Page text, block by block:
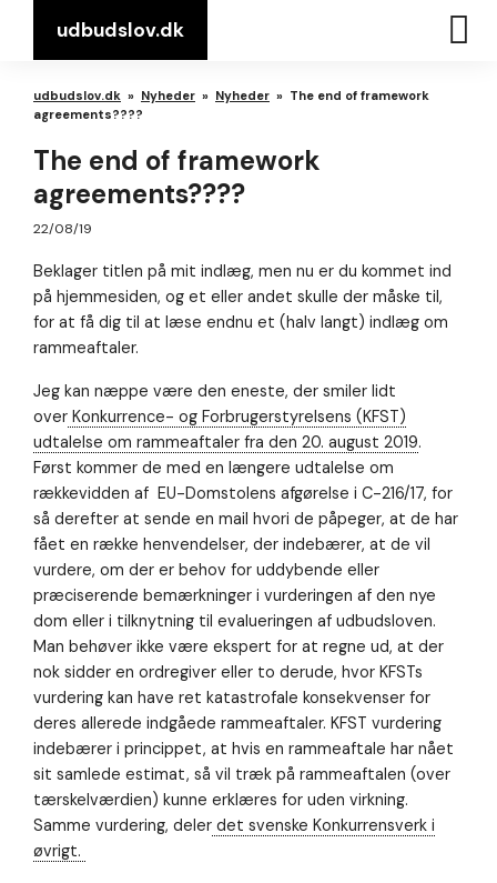
udbudslov.dk
udbudslov.dk » Nyheder » Nyheder » The end of framework
agreements????
The end of framework
agreements????
22/08/19
Beklager titlen på mit indlæg, men nu er du kommet ind
på hjemmesiden, og et eller andet skulle der måske til,
for at få dig til at læse endnu et (halv langt) indlæg om
rammeaftaler.
Jeg kan næppe være den eneste, der smiler lidt
over Konkurrence- og Forbrugerstyrelsens (KFST)
udtalelse om rammeaftaler fra den 20. august 2019.
Først kommer de med en længere udtalelse om
rækkevidden af EU-Domstolens afgørelse i C-216/17, for
så derefter at sende en mail hvori de påpeger, at de har
fået en række henvendelser, der indebærer, at de vil
vurdere, om der er behov for uddybende eller
præciserende bemærkninger i vurderingen af den nye
dom eller i tilknytning til evalueringen af udbudsloven.
Man behøver ikke være ekspert for at regne ud, at der
nok sidder en ordregiver eller to derude, hvor KFSTs
vurdering kan have ret katastrofale konsekvenser for
deres allerede indgåede rammeaftaler. KFST vurdering
indebærer i princippet, at hvis en rammeaftale har nået
sit samlede estimat, så vil træk på rammeaftalen (over
tærskelværdien) kunne erklæres for uden virkning.
Samme vurdering, deler det svenske Konkurrensverk i
øvrigt.
Nødvendig
Nødvendige
cookies hjælper
med at gøre en
hjemmeside
brugbar ved at
aktivere
grundlæggende
såsom side-
navigation og
adgang til sikre
områder af
hjemmesiden.
Hjemmesiden
kan ikke
fungere
ordentligt uden
disse cookies.